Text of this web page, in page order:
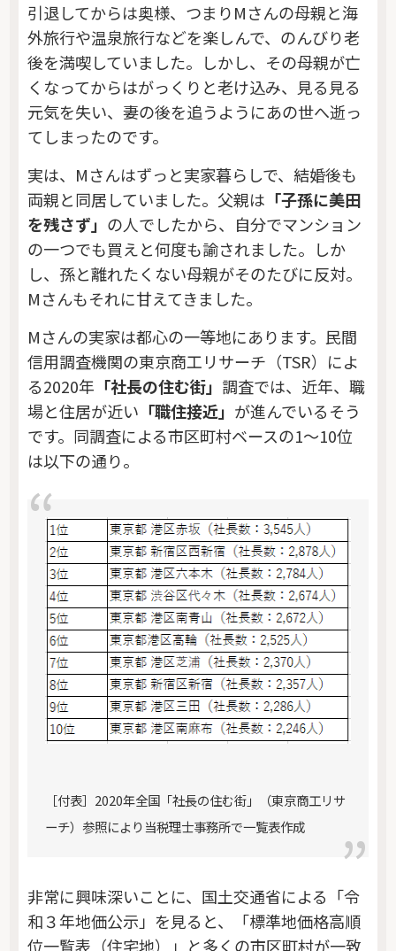
引退してからは奥様、つまりMさんの母親と海
外旅行や温泉旅行などを楽しんで、のんびり老
後を満喫していました。しかし、その母親が亡
くなってからはがっくりと老け込み、見る見る
元気を失い、妻の後を追うようにあの世へ逝っ
てしまったのです。
実は、Mさんはずっと実家暮らしで、結婚後も
両親と同居していました。父親は 「子孫に美田
を残さず」 の人でしたから、自分でマンション
の一つでも買えと何度も諭されました。しか
し、孫と離れたくない母親がそのたびに反対。
Mさんもそれに甘えてきました。
Mさんの実家は都心の一等地にあります。民間
信用調査機関の東京商工リサーチ（TSR）によ
る2020年 「社長の住む街」 調査では、近年、職
場と住居が近い 「職住接近」 が進んでいるそう
です。同調査による市区町村ベースの1～10位
は以下の通り。
［付表］2020年全国「社長の住む街」（東京商工リサ
ーチ）参照により当税理士事務所で一覧表作成
非常に興味深いことに、国土交通省による「令
和３年地価公示」を見ると、「標準地価格高順
位一覧表（住宅地）」と多くの市区町村が一致